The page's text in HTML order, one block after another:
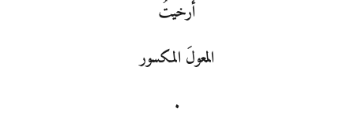
أرخيتُ
المعولَ المكسور
.